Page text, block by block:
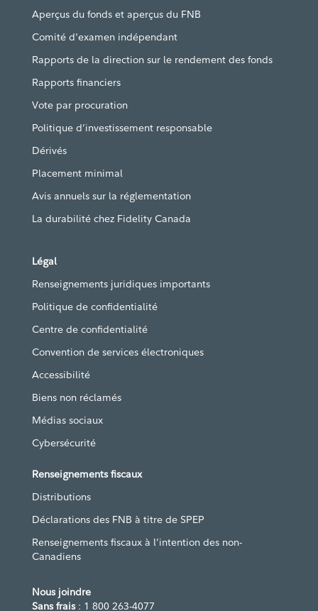
Aperçus du fonds et aperçus du FNB
Comité d'examen indépendant
Rapports de la direction sur le rendement des fonds
Rapports financiers
Vote par procuration
Politique d’investissement responsable
Dérivés
Placement minimal
Avis annuels sur la réglementation
La durabilité chez Fidelity Canada
Légal
Renseignements juridiques importants
Politique de confidentialité
Centre de confidentialité
Convention de services électroniques
Accessibilité
Biens non réclamés
Médias sociaux
Cybersécurité
Renseignements fiscaux
Distributions
Déclarations des FNB à titre de SPEP
Renseignements fiscaux à l’intention des non-
Canadiens
Nous joindre
Sans frais: 1 800 263-4077